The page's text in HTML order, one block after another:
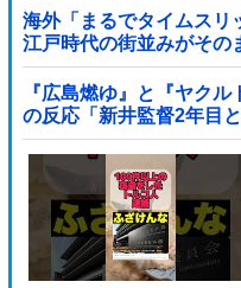
海外「まるでタイムス
江戸時代の街並みがその
とは・・・？【海外の反
『広島燃ゆ』と『ヤク
の反応「新井監督2年目